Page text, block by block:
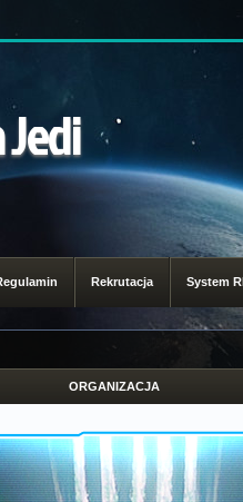
Rekrutacja System
ORGANIZACJA